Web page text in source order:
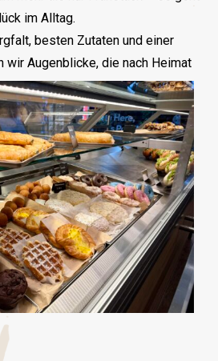
im Alltag.
besten Zutaten und einer
Augenblicke, die nach Heimat